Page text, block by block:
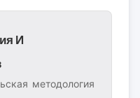
И
методология